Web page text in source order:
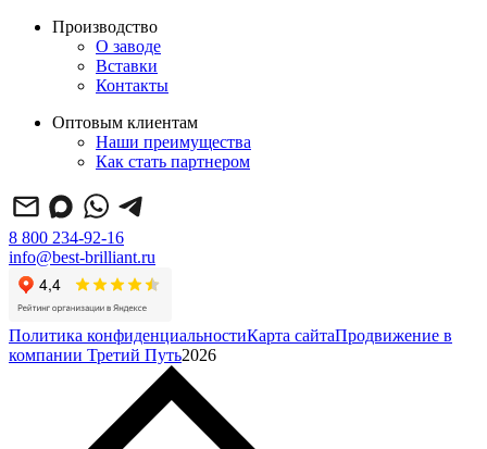
Производство
О заводе
Вставки
Контакты
Оптовым клиентам
Наши преимущества
Как стать партнером
8 800 234-92-16
info@best-brilliant.ru
Политика конфиденциальностиКарта сайтаПродвижение в
компании Третий Путь2026